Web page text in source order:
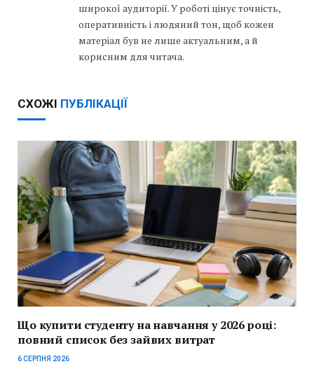
широкої аудиторії. У роботі цінує точність,
оперативність і людяний тон, щоб кожен
матеріал був не лише актуальним, а й
корисним для читача.
СХОЖІ ПУБЛІКАЦІЇ
Що купити студенту на навчання у 2026 році:
повний список без зайвих витрат
6 СЕРПНЯ 2026